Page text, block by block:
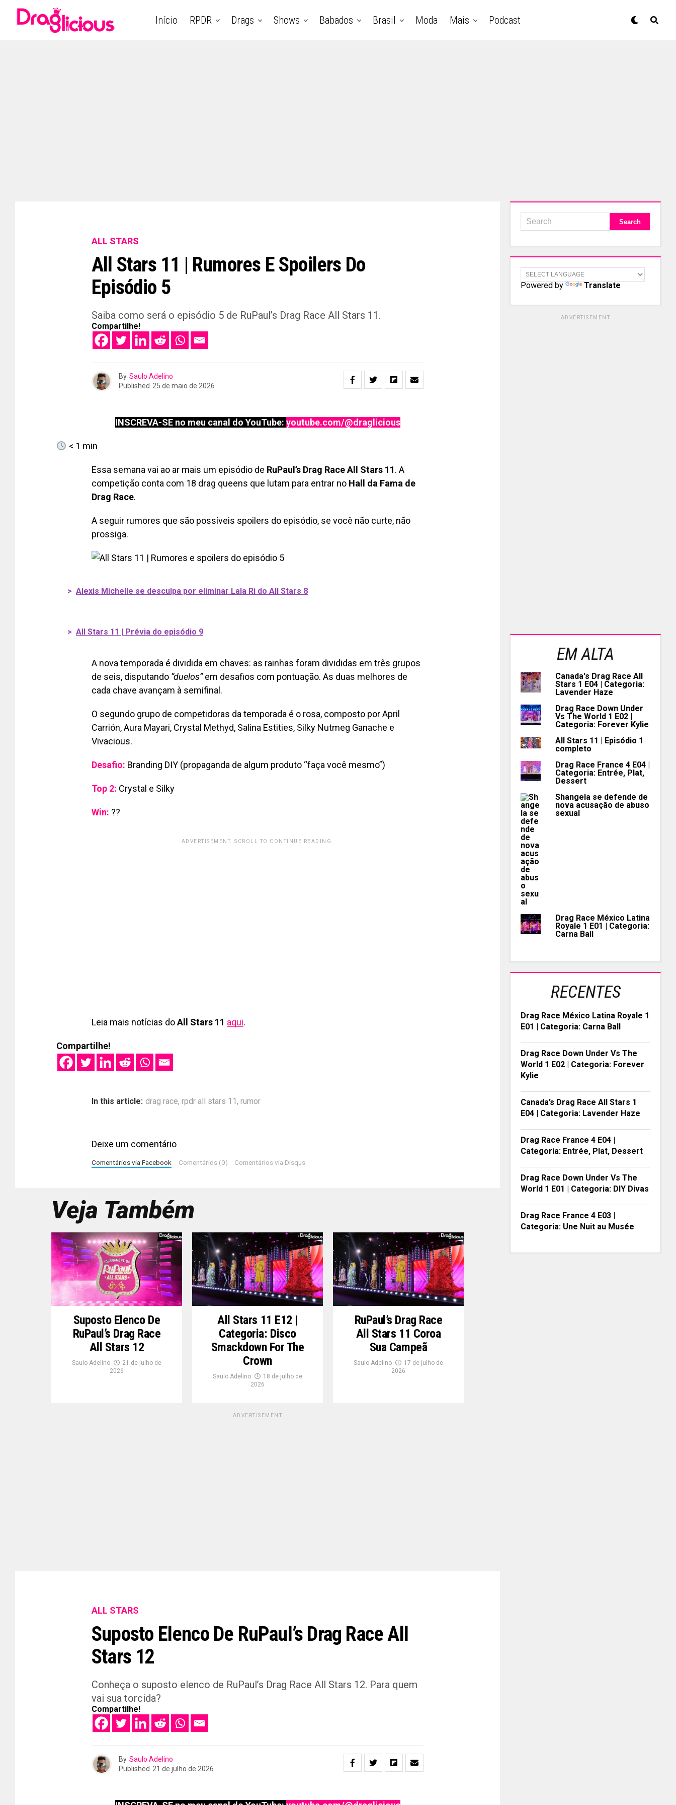
Início RPDR Drags Shows Babados Brasil Moda Mais Podcast
ALL STARS
All Stars 11 | Rumores E Spoilers Do
Episódio 5
Saiba como será o episódio 5 de RuPaul’s Drag Race All Stars 11.
Compartilhe!
By Saulo Adelino
Published 25 de maio de 2026
INSCREVA-SE no meu canal do YouTube: youtube.com/@draglicious
< 1 min
Essa semana vai ao ar mais um episódio de RuPaul’s Drag Race All Stars 11. A
competição conta com 18 drag queens que lutam para entrar no Hall da Fama de
Drag Race.
A seguir rumores que são possíveis spoilers do episódio, se você não curte, não
prossiga.
> Alexis Michelle se desculpa por eliminar Lala Ri do All Stars 8
> All Stars 11 | Prévia do episódio 9
A nova temporada é dividida em chaves: as rainhas foram divididas em três grupos
de seis, disputando “duelos”em desafios com pontuação. As duas melhores de
cada chave avançam à semifinal.
O segundo grupo de competidoras da temporada é o rosa, composto porApril
Carrión,Aura Mayari, Crystal Methyd, Salina Estities, Silky Nutmeg Ganache e
Vivacious.
Desafio: Branding DIY (propaganda de algum produto “faça você mesmo”)
Top 2: Crystal e Silky
Win: ??
ADVERTISEMENT. SCROLL TO CONTINUE READING.
Leia mais notícias doAll Stars 11 aqui.
Compartilhe!
In this article: drag race, rpdr all stars 11, rumor
Deixe um comentário
Comentários via Facebook Comentários (0) Comentários via Disqus
Veja Também
Suposto Elenco De
RuPaul’s Drag Race
All Stars 12
Saulo Adelino
21 de julho de
2026
All Stars 11 E12 |
Categoria: Disco
Smackdown For The
Crown
Saulo Adelino
18 de julho de
2026
RuPaul’s Drag Race
All Stars 11 Coroa
Sua Campeã
Saulo Adelino
17 de julho de
2026
ADVERTISEMENT
ALL STARS
Suposto Elenco De RuPaul’s Drag Race All
Stars 12
Conheça o suposto elenco de RuPaul’s Drag Race All Stars 12. Para quem
vai sua torcida?
Compartilhe!
By Saulo Adelino
Published 21 de julho de 2026
Powered by Translate
ADVERTISEMENT
EM ALTA
Canada's Drag Race All
Stars 1 E04 | Categoria:
Lavender Haze
Drag Race Down Under
Vs The World 1 E02 |
Categoria: Forever Kylie
All Stars 11 | Episódio 1
completo
Drag Race France 4 E04 |
Categoria: Entrée, Plat,
Dessert
Shangela se defende de
nova acusação de abuso
sexual
Drag Race México Latina
Royale 1 E01 | Categoria:
Carna Ball
RECENTES
Drag Race México Latina Royale 1
E01 | Categoria: Carna Ball
Drag Race Down Under Vs The
World 1 E02 | Categoria: Forever
Kylie
Canada’s Drag Race All Stars 1
E04 | Categoria: Lavender Haze
Drag Race France 4 E04 |
Categoria: Entrée, Plat, Dessert
Drag Race Down Under Vs The
World 1 E01 | Categoria: DIY Divas
Drag Race France 4 E03 |
Categoria: Une Nuit au Musée